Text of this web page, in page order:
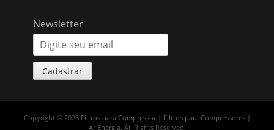
Newsletter
Copyright © 2026 Filtros para Compressor | Filtros para Compressores |
Ar Energia. All Rights Reserved.